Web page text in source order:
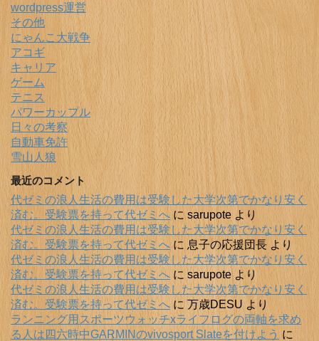
wordpress運営
その他
にゃんこ大戦争
アコギ
キャリア
ゲーム
テニス
パワーカップル
日々の考察
自動車免許
雪山人狼
最近のコメント
代ゼミの浪人生活の費用は受験した大学次第でかなり安く
済む。受験票を持って代ゼミへ にsarupote より
代ゼミの浪人生活の費用は受験した大学次第でかなり安く
済む。受験票を持って代ゼミへに 息子の応援団長 より
代ゼミの浪人生活の費用は受験した大学次第でかなり安く
済む。受験票を持って代ゼミへ に sarupoteより
代ゼミの浪人生活の費用は受験した大学次第でかなり安く
済む。受験票を持って代ゼミへ に万歳DESU より
ランニング用スポーツウォッチxライフログの両軸を求め
る人は四六時中GARMINのvivosport Slateを付けよう に